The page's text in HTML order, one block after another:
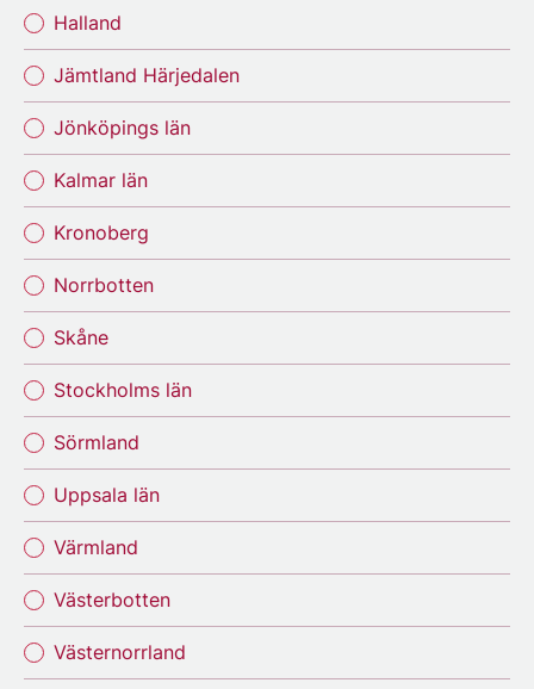
Halland
Jämtland Härjedalen
Jönköpings län
Kalmar län
Kronoberg
Norrbotten
Skåne
Stockholms län
Sörmland
Uppsala län
Värmland
Västerbotten
Västernorrland